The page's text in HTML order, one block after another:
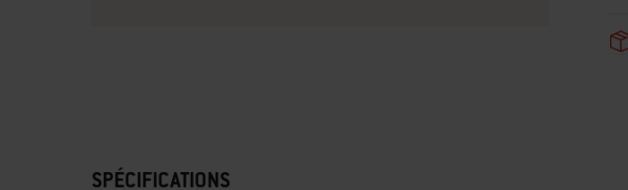
SPÉCIFICATIONS